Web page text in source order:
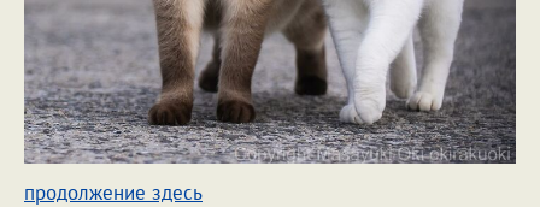
продолжение здесь